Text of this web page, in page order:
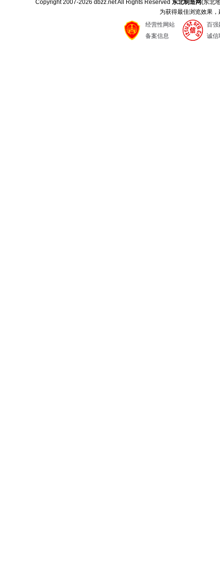
Copyright 2007-2026 dbzz.net All Rights Reserved东北制造网(东北
为获得最佳浏览效果
经营性网站
备案信息
百强
诚信